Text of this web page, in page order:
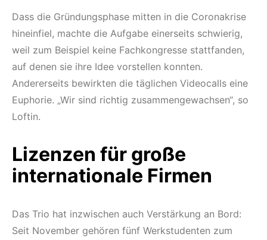
Dass die Gründungsphase mitten in die Coronakrise
hineinfiel, machte die Aufgabe einerseits schwierig,
weil zum Beispiel keine Fachkongresse stattfanden,
auf denen sie ihre Idee vorstellen konnten.
Andererseits bewirkten die täglichen Videocalls eine
Euphorie. „Wir sind richtig zusammengewachsen“, so
Loftin.
Lizenzen für große
internationale Firmen
Das Trio hat inzwischen auch Verstärkung an Bord:
Seit November gehören fünf Werkstudenten zum